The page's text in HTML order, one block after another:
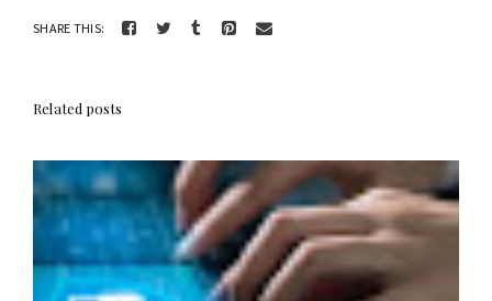
SHARE THIS:
Related posts